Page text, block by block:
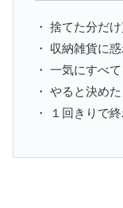
・ 捨てた分だ
・ 収納雑貨に
・ 一気にすべ
・ やると決め
・ １回きりで